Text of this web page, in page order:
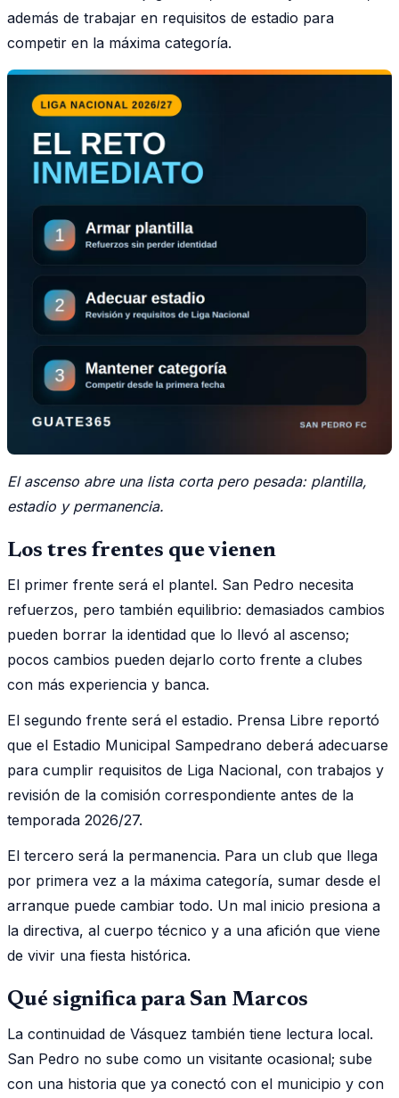
además de trabajar en requisitos de estadio para
competir en la máxima categoría.
El ascenso abre una lista corta pero pesada: plantilla,
estadio y permanencia.
Los tres frentes que vienen
El primer frente será el plantel. San Pedro necesita
refuerzos, pero también equilibrio: demasiados cambios
pueden borrar la identidad que lo llevó al ascenso;
pocos cambios pueden dejarlo corto frente a clubes
con más experiencia y banca.
El segundo frente será el estadio. Prensa Libre reportó
que el Estadio Municipal Sampedrano deberá adecuarse
para cumplir requisitos de Liga Nacional, con trabajos y
revisión de la comisión correspondiente antes de la
temporada 2026/27.
El tercero será la permanencia. Para un club que llega
por primera vez a la máxima categoría, sumar desde el
arranque puede cambiar todo. Un mal inicio presiona a
la directiva, al cuerpo técnico y a una afición que viene
de vivir una fiesta histórica.
Qué significa para San Marcos
La continuidad de Vásquez también tiene lectura local.
San Pedro no sube como un visitante ocasional; sube
con una historia que ya conectó con el municipio y con